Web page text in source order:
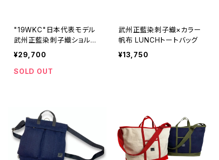
"19WKC"日本代表モデル
武州正藍染刺子織ショルダ
ーバッグ
¥29,700
SOLD OUT
武州正藍染刺子織×カラー
帆布 LUNCHトートバッグ
¥13,750